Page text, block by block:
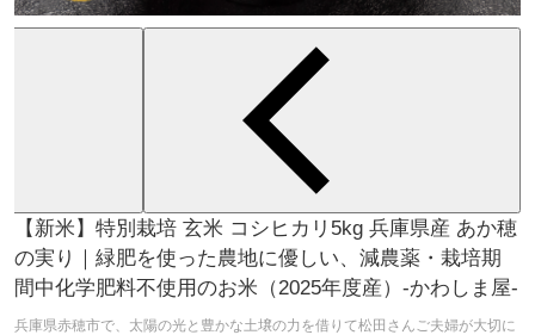
【新米】特別栽培 玄米 コシヒカリ5kg 兵庫県産 あか穂
の実り｜緑肥を使った農地に優しい、減農薬・栽培期
間中化学肥料不使用のお米（2025年度産）-かわしま屋-
兵庫県赤穂市で、太陽の光と豊かな土壌の力を借りて松田さんご夫婦が大切に